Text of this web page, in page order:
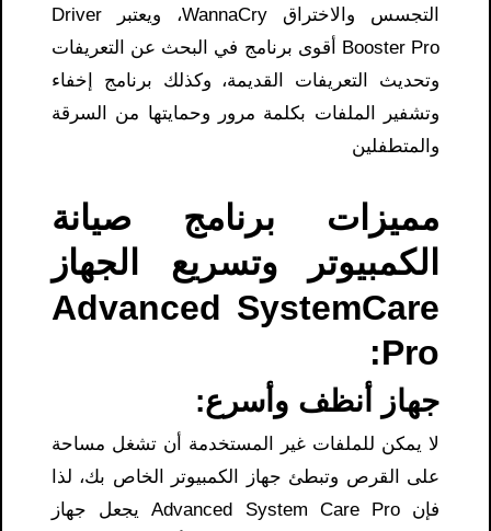
التجسس والاختراق WannaCry، ويعتبر Driver
Booster Pro أقوى برنامج في البحث عن التعريفات
وتحديث التعريفات القديمة، وكذلك برنامج إخفاء
وتشفير الملفات بكلمة مرور وحمايتها من السرقة
والمتطفلين
مميزات برنامج صيانة
الكمبيوتر وتسريع الجهاز
Advanced SystemCare
Pro:
جهاز أنظف وأسرع:
لا يمكن للملفات غير المستخدمة أن تشغل مساحة
على القرص وتبطئ جهاز الكمبيوتر الخاص بك، لذا
فإن Advanced System Care Pro يجعل جهاز